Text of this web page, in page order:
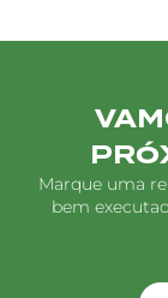
Marque uma
bem